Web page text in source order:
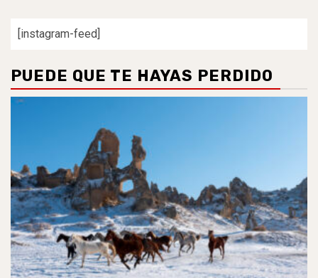
[instagram-feed]
PUEDE QUE TE HAYAS PERDIDO